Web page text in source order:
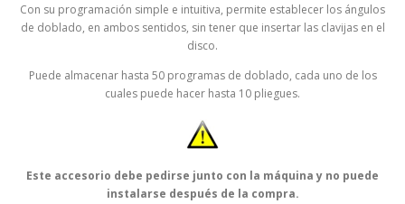
Con su programación simple e intuitiva, permite establecer los ángulos
de doblado, en ambos sentidos, sin tener que insertar las clavijas en el
disco.
Puede almacenar hasta 50 programas de doblado, cada uno de los
cuales puede hacer hasta 10 pliegues.
Este accesorio debe pedirse junto con la máquina y no puede
instalarse después de la compra.